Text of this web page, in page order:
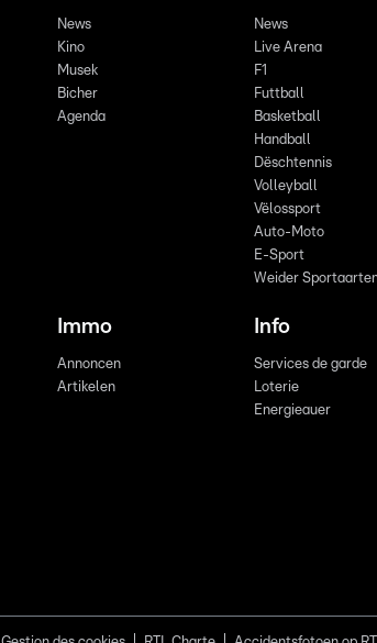
News
Kino
Musek
Bicher
Agenda
News
Live Arena
F1
Futtball
Basketball
Handball
Dëschtennis
Volleyball
Vëlossport
Auto-Moto
E-Sport
Weider
Immo
Annoncen
Artikelen
Info
Services de garde
Loterie
Energieauer